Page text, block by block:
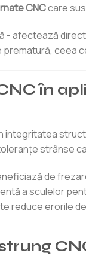
CNCcare
- afectează
ceea
în
integritatea
strânse
de
a sculelor
reduce erorile